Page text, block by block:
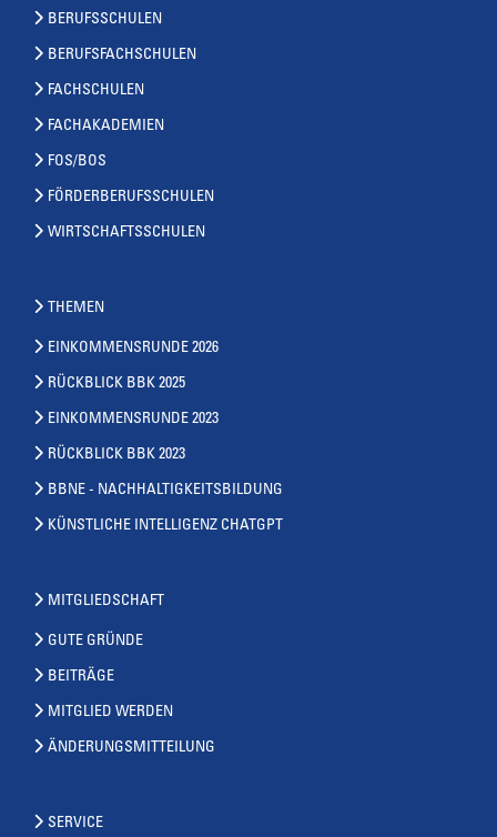
BERUFSSCHULEN
BERUFSFACHSCHULEN
FACHSCHULEN
FACHAKADEMIEN
FOS/BOS
FÖRDERBERUFSSCHULEN
WIRTSCHAFTSSCHULEN
THEMEN
EINKOMMENSRUNDE 2026
RÜCKBLICK BBK 2025
EINKOMMENSRUNDE 2023
RÜCKBLICK BBK 2023
BBNE - NACHHALTIGKEITSBILDUNG
KÜNSTLICHE INTELLIGENZ CHATGPT
MITGLIEDSCHAFT
GUTE GRÜNDE
BEITRÄGE
MITGLIED WERDEN
ÄNDERUNGSMITTEILUNG
SERVICE